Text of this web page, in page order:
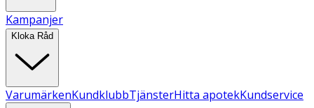
Kampanjer
Kloka Råd
VarumärkenKundklubbTjänsterHitta apotekKundservice